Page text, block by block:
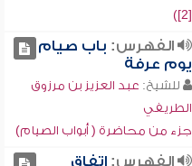
[2])
الفهرس: باب صيام
يوم عرفة
للشيخ: عبد العزيز بن مرزوق
الطريفي
جزء من محاضرة ( أبواب الصيام)
الفهرس:اتفاق